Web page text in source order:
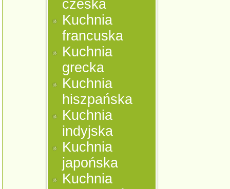
czeska
Kuchnia
francuska
Kuchnia
grecka
Kuchnia
hiszpańska
Kuchnia
indyjska
Kuchnia
japońska
Kuchnia